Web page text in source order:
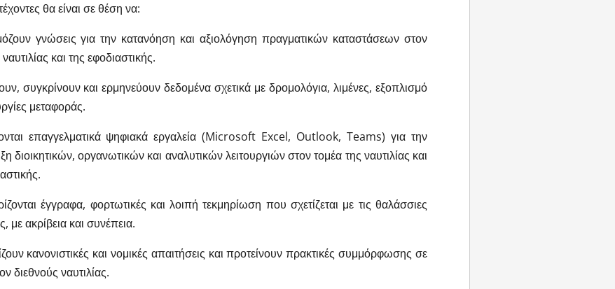
θα είναι σε θέση να:
γνώσεις για την κατανόηση και αξιολόγηση πραγματικών καταστάσεων στον
και της εφοδιαστικής.
συγκρίνουν και ερμηνεύουν δεδομένα σχετικά με δρομολόγια, λιμένες, εξοπλισμό
μεταφοράς.
επαγγελματικά ψηφιακά εργαλεία (Microsoft Excel, Outlook, Teams) για την
διοικητικών, οργανωτικών και αναλυτικών λειτουργιών στον τομέα της ναυτιλίας και
έγγραφα, φορτωτικές και λοιπή τεκμηρίωση που σχετίζεται με τις θαλάσσιες
με ακρίβεια και συνέπεια.
κανονιστικές και νομικές απαιτήσεις και προτείνουν πρακτικές συμμόρφωσης σε
διεθνούς ναυτιλίας.